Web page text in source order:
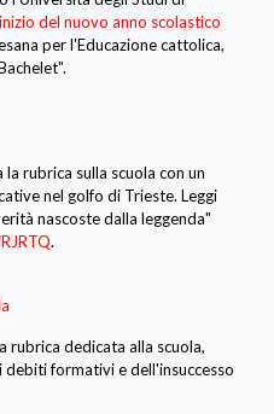
del nuovo anno scolastico
per l'Educazione cattolica,
rubrica sulla scuola con un
nel golfo di Trieste. Leggi
nascoste dalla leggenda"
.
rubrica dedicata alla scuola,
formativi e dell'insuccesso